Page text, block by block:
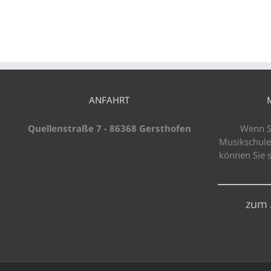
ANFAHRT
Quellenstraße 7 - 86368 Gersthofen
Wenn
können Sie
zum